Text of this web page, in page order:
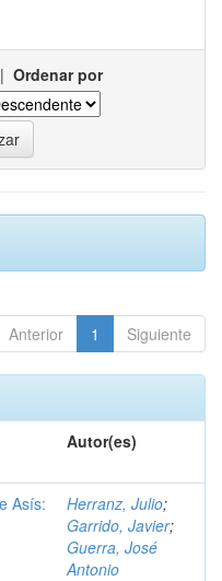
| Ordenar por
Anterior 1 Siguiente
Autor(es)
Asís:
Herranz, Julio;
Garrido, Javier;
Guerra, José
Antonio